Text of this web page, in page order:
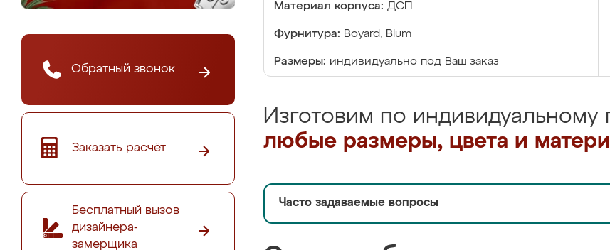
Обратный звонок
Заказать расчёт
Бесплатный вызов
дизайнера-
замерщика
Материал корпуса: ДСП
Фурнитура: Boyard, Blum
Размеры: индивидуально под Ваш заказ
Изготовим по индивидуальному
любые размеры, цвета и
Часто задаваемые вопросы